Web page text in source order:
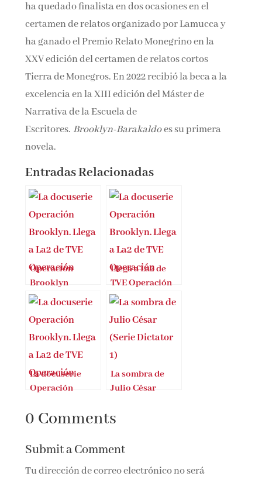
ha quedado finalista en dos ocasiones en el
certamen de relatos organizado por Lamucca y
ha ganado el Premio Relato Monegrino en la
XXV edición del certamen de relatos cortos
Tierra de Monegros. En 2022 recibió la beca a la
excelencia en la XIII edición del Máster de
Narrativa de la Escuela de
Escritores. Brooklyn-Barakaldoes su primera
novela.
Entradas Relacionadas
Operación
Brooklyn
Llega a La2 de
TVE Operación
Brooklyn
La docuserie
Operación
estrena en RTVE
La sombra de
Julio César
0 Comments
Submit a Comment
Tu dirección de correo electrónico no será